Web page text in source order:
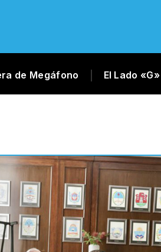
de Megáfono El Lado «G»